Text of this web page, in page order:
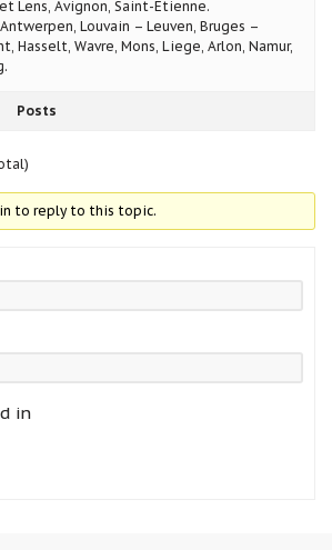
Lens, Avignon, Saint-Etienne.
Louvain – Leuven, Bruges –
Hasselt, Wavre, Mons, Liege, Arlon, Namur,
Posts
to reply to this topic.
in